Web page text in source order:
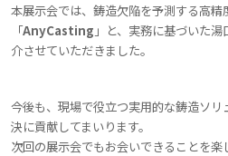
本展示会では、鋳造欠陥を予測する高精
「AnyCasting 」と、実務に基づいた
介させていただきました。
今後も、現場で役立つ実用的な鋳造ソ
決に貢献してまいります。
次回の展示会でもお会いできることを楽